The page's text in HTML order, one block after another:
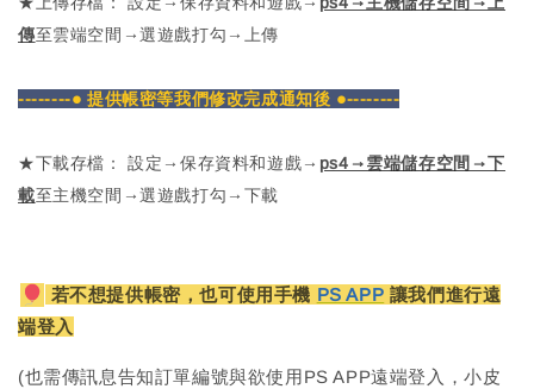
傳至雲端空間→選遊戲打勾→上傳
--------● 提供帳密等我們修改完成通知後 ●--------
★下載存檔： 設定→保存資料和遊戲→ ps4→雲端儲存空間→下
載至主機空間→選遊戲打勾→下載
若不想提供帳密，也可使用手機 PS APP 讓我們進行遠
端登入
(也需傳訊息告知訂單編號與欲使用PS APP遠端登入，小皮